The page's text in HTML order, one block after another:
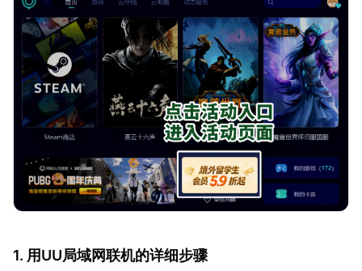
1. 用UU局域网联机的详细步骤